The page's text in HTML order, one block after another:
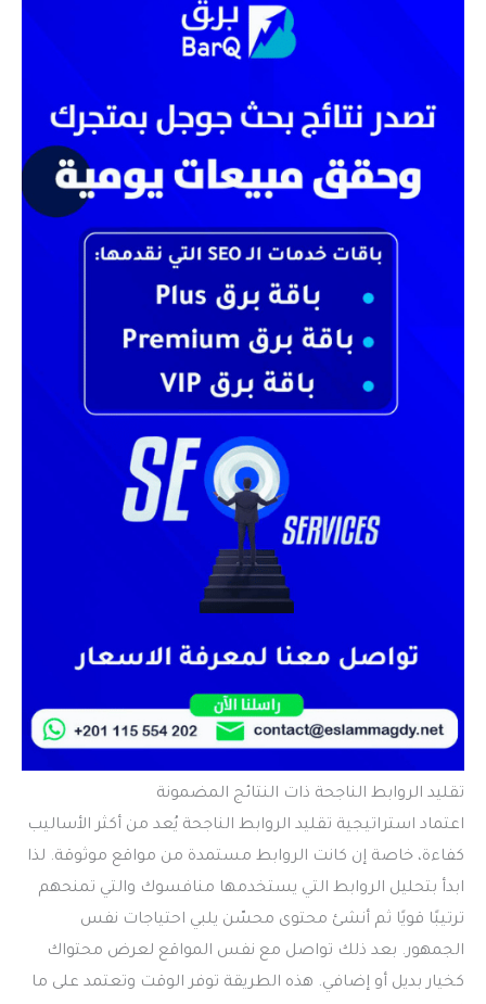
تقليد الروابط الناجحة ذات النتائج المضمونة
اعتماد استراتيجية تقليد الروابط الناجحة يُعد من أكثر الأساليب
كفاءة، خاصة إن كانت الروابط مستمدة من مواقع موثوقة. لذا
ابدأ بتحليل الروابط التي يستخدمها منافسوك والتي تمنحهم
ترتيبًا قويًا ثم أنشئ محتوى محسّن يلبي احتياجات نفس
الجمهور. بعد ذلك تواصل مع نفس المواقع لعرض محتواك
كخيار بديل أو إضافي. هذه الطريقة توفر الوقت وتعتمد على ما